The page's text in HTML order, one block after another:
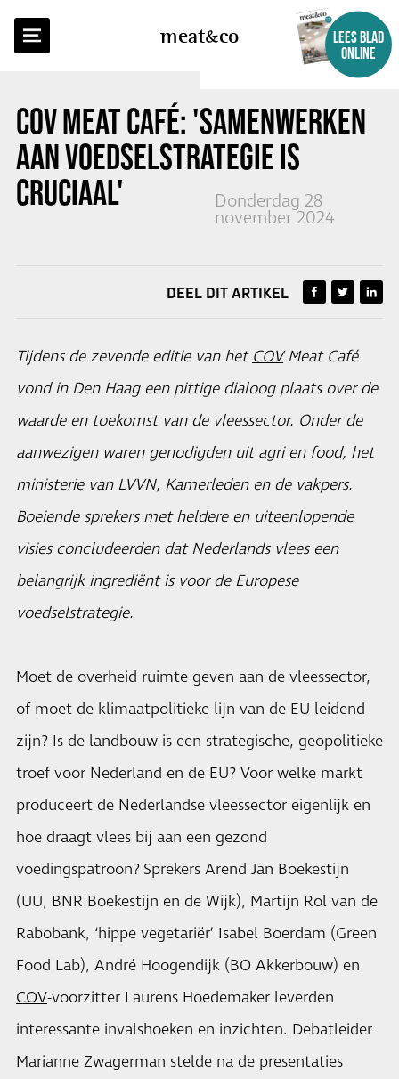
meatco
LEES BLAD
ONLINE
COV MEAT CAFÉ: 'SAMENWERKEN
AAN VOEDSELSTRATEGIE IS
CRUCIAAL'
Donderdag 28
november 2024
TERUG NAAR OVERZICHT
DEEL DIT ARTIKEL
Tijdens de zevende editie van hetCOVMeat Café
vond in Den Haag een pittige dialoog plaats over de
waarde en toekomst van de vleessector. Onder de
aanwezigen waren genodigden uit agri en food, het
ministerie van LVVN, Kamerleden en de vakpers.
Boeiende sprekers met heldere en uiteenlopende
visies concludeerden dat Nederlands vlees een
belangrijk ingrediënt is voor de Europese
voedselstrategie.
Moet de overheid ruimte geven aan de vleessector,
of moet de klimaatpolitieke lijn van de EU leidend
zijn? Is de landbouw is een strategische, geopolitieke
troef voor Nederland en de EU? Voor welke markt
produceert de Nederlandse vleessector eigenlijk en
hoe draagt vlees bij aan een gezond
voedingspatroon? Sprekers Arend Jan Boekestijn
(UU, BNR Boekestijn en de Wijk), Martijn Rol van de
Rabobank, ‘hippe vegetariër’ Isabel Boerdam (Green
Food Lab), André Hoogendijk (BO Akkerbouw) en
COV-voorzitter Laurens Hoedemaker leverden
interessante invalshoeken en inzichten. Debatleider
Marianne Zwagerman stelde na de presentaties